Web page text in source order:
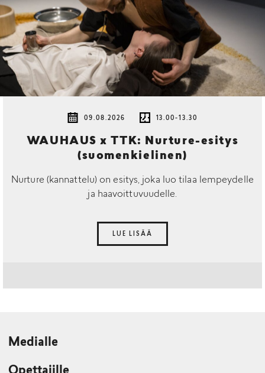
09.08.2026 13.00-13.30
WAUHAUS x TTK: Nurture-esitys
(suomenkielinen)
Nurture (kannattelu) on esitys, joka luo tilaa lempeydelle
ja haavoittuvuudelle.
LUE LISÄÄ
Medialle